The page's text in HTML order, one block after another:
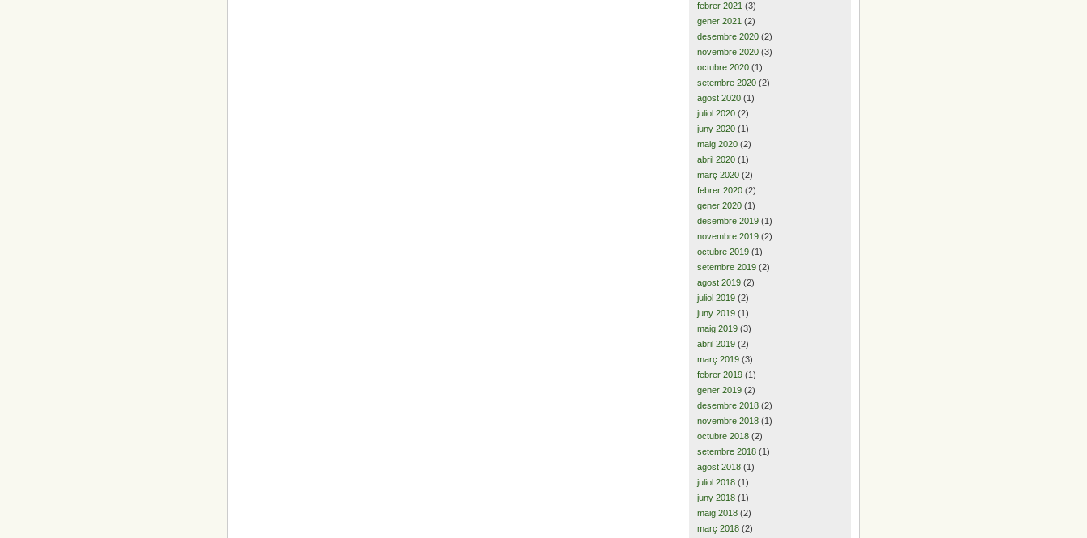
febrer 2021 (3)
gener 2021 (2)
desembre 2020 (2)
novembre 2020 (3)
octubre 2020 (1)
setembre 2020 (2)
agost 2020 (1)
juliol 2020 (2)
juny 2020 (1)
maig 2020 (2)
abril 2020 (1)
març 2020 (2)
febrer 2020 (2)
gener 2020 (1)
desembre 2019 (1)
novembre 2019 (2)
octubre 2019 (1)
setembre 2019 (2)
agost 2019 (2)
juliol 2019 (2)
juny 2019 (1)
maig 2019 (3)
abril 2019 (2)
març 2019 (3)
febrer 2019 (1)
gener 2019 (2)
desembre 2018 (2)
novembre 2018 (1)
octubre 2018 (2)
setembre 2018 (1)
agost 2018 (1)
juliol 2018 (1)
juny 2018 (1)
maig 2018 (2)
març 2018 (2)